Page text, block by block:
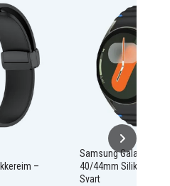
–
Samsung Galaxy
40/44mm Silikon
Svart